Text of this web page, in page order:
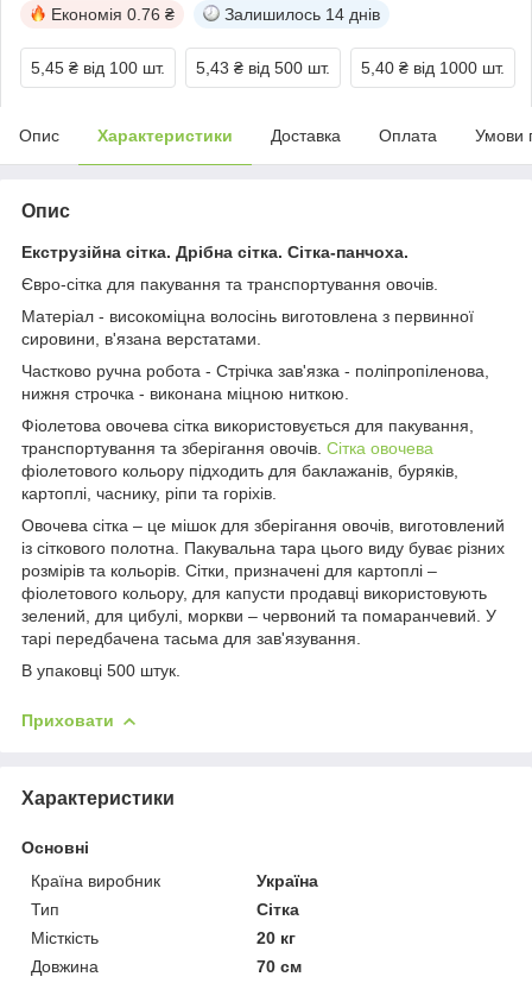
Економія 0.76 ₴ Залишилось 14 днів
5,45 ₴ від 100 шт. 5,43 ₴ від 500 шт. 5,40 ₴ від 1000 шт.
Опис Характеристики Доставка Оплата Умови
Опис
Екструзійна сітка. Дрібна сітка. Сітка-панчоха.
Євро-сітка для пакування та транспортування овочів.
Матеріал - високоміцна волосінь виготовлена ​​з первинної
сировини, в'язана верстатами.
Частково ручна робота - Стрічка зав'язка - поліпропіленова,
нижня строчка - виконана міцною ниткою.
Фіолетова овочева сітка використовується для пакування,
транспортування та зберігання овочів. Сітка овочева
фіолетового кольору підходить для баклажанів, буряків,
картоплі, часнику, ріпи та горіхів.
Овочева сітка – це мішок для зберігання овочів, виготовлений
із сіткового полотна. Пакувальна тара цього виду буває різних
розмірів та кольорів. Сітки, призначені для картоплі –
фіолетового кольору, для капусти продавці використовують
зелений, для цибулі, моркви – червоний та помаранчевий. У
тарі передбачена тасьма для зав'язування.
В упаковці 500 штук.
Приховати
Характеристики
Основні
Країна виробник
Україна
Тип
Сітка
Місткість
20 кг
Довжина
70 см